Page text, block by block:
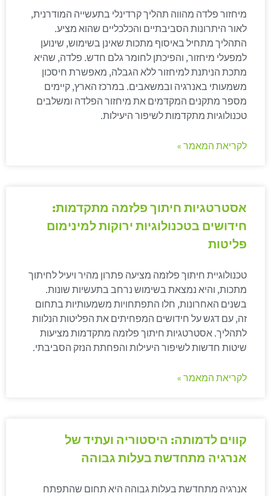
מיחזור פלדה מהווה תהליך קרדינלי בתעשייה המודרנית,
לאור היתרונות הסביבתיים והכלכליים שהוא מציע.
התהליך מתחיל באיסוף מתכות שאינן בשימוש, שינוען
למפעלי מיחזור, והפיכתן לחומר גלם חדש. פלדה, שהיא
מתכת הניתנת למיחזור ללא הגבלה, מאפשרת חיסכון
משמעותי באנרגיה ובמשאבים. במרכז הארץ, קיימים
מספר מתקנים המקדמים את מיחזור הפלדה ומשלבים
טכנולוגיות מתקדמות לשיפור היעילות.
לקריאת המאמר »
אסטרטגיות חיתוך פלזמה מתקדמות:
חידושים בטכנולוגיות ירוקות למינימום
פליטות
טכנולוגיית חיתוך פלזמה מציעה פתרון מהיר ויעיל לחיתוך
מתכות, והיא נמצאת בשימוש נרחב בתעשיות שונות.
בשנים האחרונות, חלו התפתחויות משמעותיות בתחום
זה, עם דגש על חידושים המפחיתים את הפליטות הנלוות
לתהליך. אסטרטגיות חיתוך פלזמה מתקדמות מציעות
שיטות חדשות לשיפור היעילות והפחתת הנזק הסביבתי.
לקריאת המאמר »
קווים לדמותה: היסטוריה ועתיד של
אנרגיה מתחדשת בעלות גבוהה
אנרגיה מתחדשת בעלות גבוהה היא תחום שהתפתח